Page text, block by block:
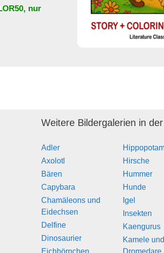
, nur
Weitere Bildergalerien in
Adler
Axolotl
Bären
Capybara
Chamäleons und
Eidechsen
Delfine
Dinosaurier
Hirsche
Hummer
Hunde
Igel
Insekten
Kaengurus
Kamele und